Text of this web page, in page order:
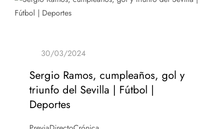
Sergio Ramos, cumpleaños, gol y
triunfo del Sevilla | Fútbol |
Deportes